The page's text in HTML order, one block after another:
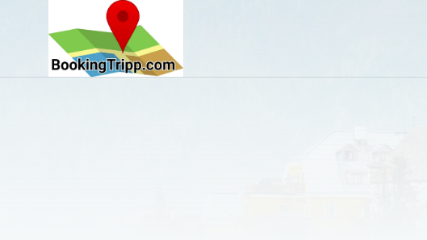
bookingtripp.com